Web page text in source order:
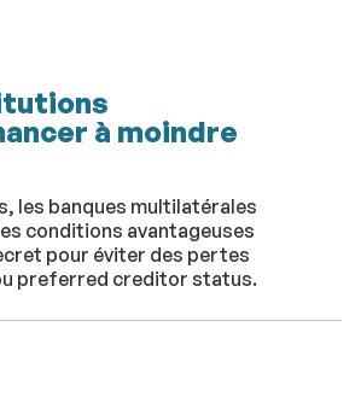
à moindre
les banques multilatérales
conditions avantageuses
pour éviter des pertes
preferred creditor status.